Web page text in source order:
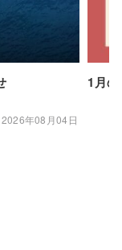
2026年08月04日
1月